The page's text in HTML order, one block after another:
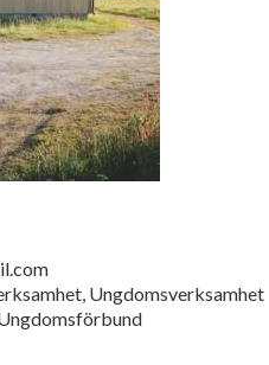
Ungdomsverksamhet